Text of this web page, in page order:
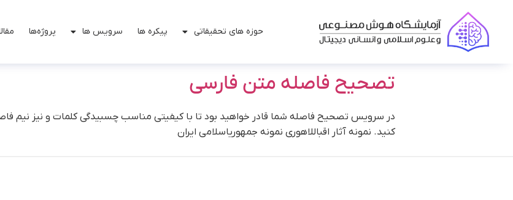
حوزه های تحقیقاتی پیکره ها سرویس ها پروژه‌ها
تصحیح فاصله متن فارسی
در سرویس تصحیح فاصله شما قادر خواهید بود تا با کیفیتی مناسب چسبیدگی کلمات و نیز نیم
کنید. نمونه آثار اقباللاهوری نمونه جمهوریاسلامی ایران